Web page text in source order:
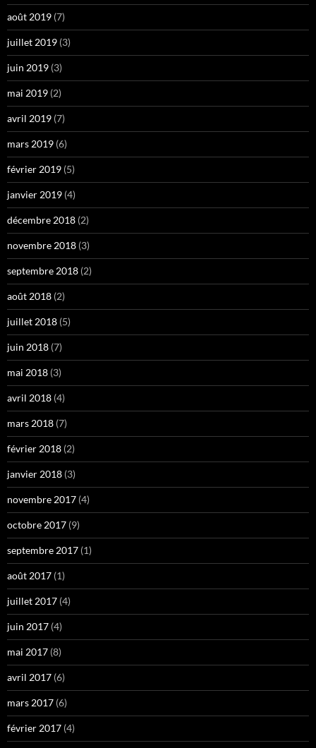
août 2019 (7)
juillet 2019 (3)
juin 2019 (3)
mai 2019 (2)
avril 2019 (7)
mars 2019 (6)
février 2019 (5)
janvier 2019 (4)
décembre 2018 (2)
novembre 2018 (3)
septembre 2018 (2)
août 2018 (2)
juillet 2018 (5)
juin 2018 (7)
mai 2018 (3)
avril 2018 (4)
mars 2018 (7)
février 2018 (2)
janvier 2018 (3)
novembre 2017 (4)
octobre 2017 (9)
septembre 2017 (1)
août 2017 (1)
juillet 2017 (4)
juin 2017 (4)
mai 2017 (8)
avril 2017 (6)
mars 2017 (6)
février 2017 (4)